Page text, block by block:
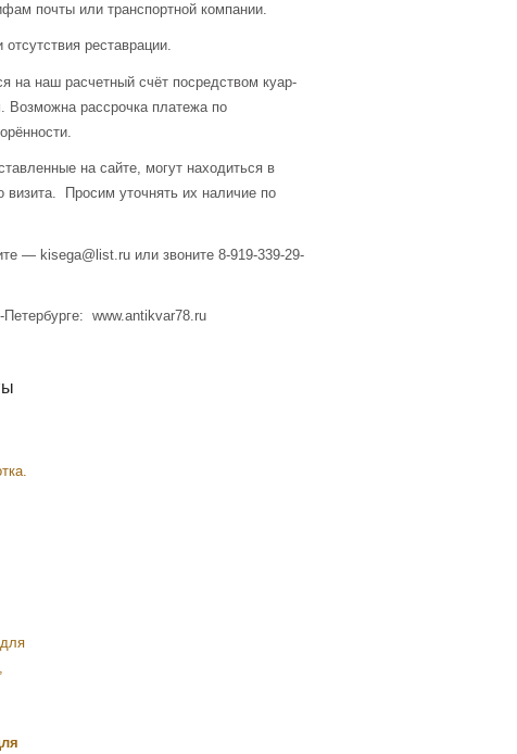
почты или транспортной компании.
отсутствия реставрации.
на наш расчетный счёт посредством куар-
Возможна рассрочка платежа по
на сайте, могут находиться в
визита. Просим уточнять их наличие по
— kisega@list.ru или звоните 8-919-339-29-
www.antikvar78.ru